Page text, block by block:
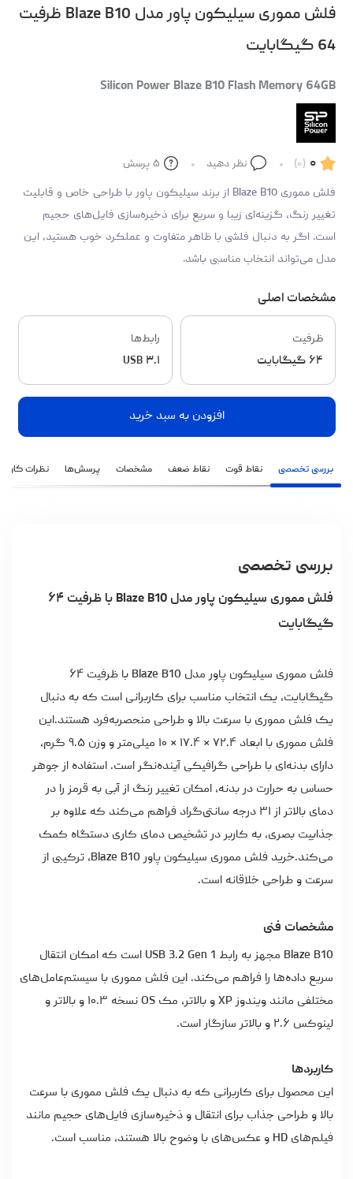
فلش مموری سیلیکون پاور مدل Blaze B10 ظرفیت
64 گیگابایت
Silicon Power Blaze B10 Flash Memory 64GB
۰ (۰) نظر دهید ۵ پرسش
فلش مموری Blaze B10 از برند سیلیکون پاور با طراحی خاص و قابلیت
تغییر رنگ، گزینه‌ای زیبا و سریع برای ذخیره‌سازی فایل‌های حجیم
است. اگر به دنبال فلشی با ظاهر متفاوت و عملکرد خوب هستید، این
مدل می‌تواند انتخاب مناسبی باشد.
مشخصات اصلی
ظرفیت
۶۴ گیگابایت
رابط‌ها
USB ۳.۱
افزودن به سبد خرید
بررسی تخصصی نقاط قوت نقاط ضعف مشخصات پرسش‌ها نظرات
بررسی تخصصی
فلش مموری سیلیکون پاور
مدل Blaze B10 با ظرفیت ۶۴
گیگابایت
فلش مموری سیلیکون پاور مدل Blaze B10 با ظرفیت ۶۴
گیگابایت، یک انتخاب مناسب برای کاربرانی است که به دنبال
یک فلش مموری با سرعت بالا و طراحی منحصربه‌فرد هستند.این
فلش مموری با ابعاد ۷۲.۴ × ۱۷.۴ × ۱۰ میلی‌متر و وزن ۹.۵ گرم،
دارای بدنه‌ای با طراحی گرافیکی آینده‌نگر است. استفاده از جوهر
حساس به حرارت در بدنه، امکان تغییر رنگ از آبی به قرمز را در
دمای بالاتر از ۳۱ درجه سانتی‌گراد فراهم می‌کند که علاوه بر
جذابیت بصری، به کاربر در تشخیص دمای کاری دستگاه کمک
می‌کند.خرید فلش مموری سیلیکون پاور
Blaze B10، ترکیبی از
سرعت و طراحی خلاقانه است.
مشخصات فنی
Blaze B10 مجهز به رابط USB 3.2 Gen 1 است که امکان انتقال
سریع داده‌ها را فراهم می‌کند. این فلش مموری با سیستم‌عامل‌های
مختلفی مانند ویندوز XP و بالاتر، مک OS نسخه ۱۰.۳ و بالاتر و
لینوکس ۲.۶ و بالاتر سازگار است.
کاربردها
این محصول برای کاربرانی که به دنبال یک فلش مموری با سرعت
بالا و طراحی جذاب برای انتقال و ذخیره‌سازی فایل‌های حجیم مانند
فیلم‌های HD و عکس‌های با وضوح بالا هستند، مناسب است.